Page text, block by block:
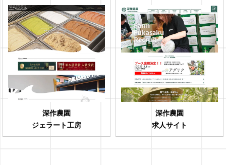
深作農園
ジェラート工房
深作農園
求人サイト